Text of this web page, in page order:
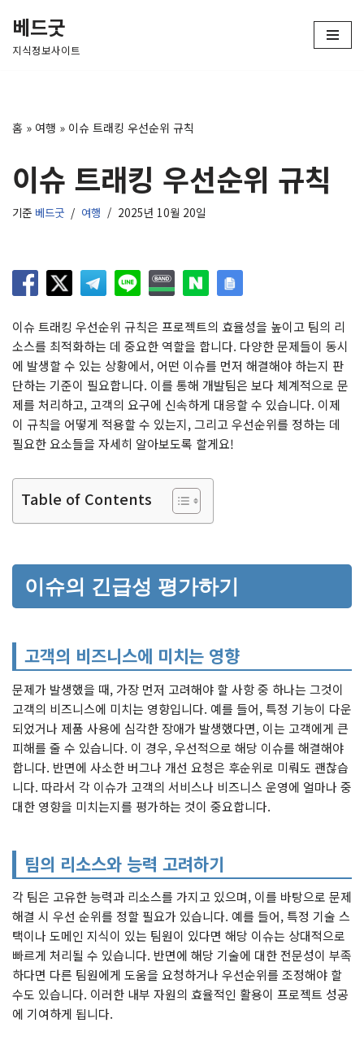
콘
건
기
베드굿
지식정보사이트
홈 » 여행 » 이슈 트래킹 우선순위 규칙
이슈 트래킹 우선순위 규칙
기준 베드굿 여행 2025년 10월 20일
이슈 트래킹 우선순위 규칙은 프로젝트의 효율성을 높이고 팀의 리
소스를 최적화하는 데 중요한 역할을 합니다. 다양한 문제들이 동시
에 발생할 수 있는 상황에서, 어떤 이슈를 먼저 해결해야 하는지 판
단하는 기준이 필요합니다. 이를 통해 개발팀은 보다 체계적으로 문
제를 처리하고, 고객의 요구에 신속하게 대응할 수 있습니다. 이제
이 규칙을 어떻게 적용할 수 있는지, 그리고 우선순위를 정하는 데
필요한 요소들을 자세히 알아보도록 할게요!
Table of Contents
이슈의 긴급성 평가하기
고객의 비즈니스에 미치는 영향
문제가 발생했을 때, 가장 먼저 고려해야 할 사항 중 하나는 그것이
고객의 비즈니스에 미치는 영향입니다. 예를 들어, 특정 기능이 다운
되었거나 제품 사용에 심각한 장애가 발생했다면, 이는 고객에게 큰
피해를 줄 수 있습니다. 이 경우, 우선적으로 해당 이슈를 해결해야
합니다. 반면에 사소한 버그나 개선 요청은 후순위로 미뤄도 괜찮습
니다. 따라서 각 이슈가 고객의 서비스나 비즈니스 운영에 얼마나 중
대한 영향을 미치는지를 평가하는 것이 중요합니다.
팀의 리소스와 능력 고려하기
각 팀은 고유한 능력과 리소스를 가지고 있으며, 이를 바탕으로 문제
해결 시 우선 순위를 정할 필요가 있습니다. 예를 들어, 특정 기술 스
택이나 도메인 지식이 있는 팀원이 있다면 해당 이슈는 상대적으로
빠르게 처리될 수 있습니다. 반면에 해당 기술에 대한 전문성이 부족
하다면 다른 팀원에게 도움을 요청하거나 우선순위를 조정해야 할
수도 있습니다. 이러한 내부 자원의 효율적인 활용이 프로젝트 성공
에 기여하게 됩니다.